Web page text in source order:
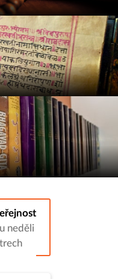
neděli